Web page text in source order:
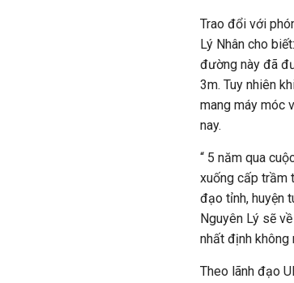
Trao đổi với
Lý Nhân cho
đường này đã
3m. Tuy nhiên
mang máy móc
nay.
“ 5 năm qua
xuống cấp trầm
đạo tỉnh, huyện
Nguyên Lý sẽ
nhất định không
Theo lãnh đạo